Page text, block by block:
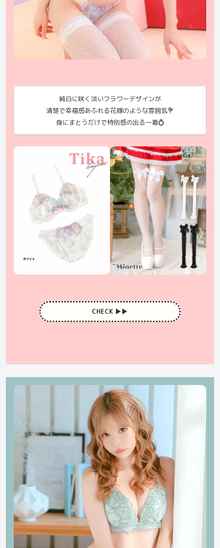
純白に咲く淡いフラワーデザインが
清楚で幸福感あふれる花嫁のような雰囲気💐
身にまとうだけで特別感の出る一着💍
CHECK ▶︎▶︎